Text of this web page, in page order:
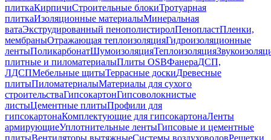
плиткаКирпичиСтроительные блокиТротуарная
плиткаИзоляционные материалыМинеральная
ватаЭкструдированный пенополистиролПенопластПленки,
мембраныОтражающая теплоизоляцияГидроизоляционные
лентыПоликарбонатШумоизоляцияТеплоизоляция
плитные и пиломатериалыПлиты OSBФанераДСП,
ЛДСПМебельные щитыТеррасные доскиДревесные
плитыПиломатериалыМатериалы для сухого
строительстваГипсокартонГипсоволокнистые
листыЦементные плитыПрофили для
гипсокартонаКомплектующие для гипсокартонаЛенты
армирующиеУплотнительные лентыГипсовые и цементные
плитыВентиляторы вытяжныеСистемы воздуховодовРешетки